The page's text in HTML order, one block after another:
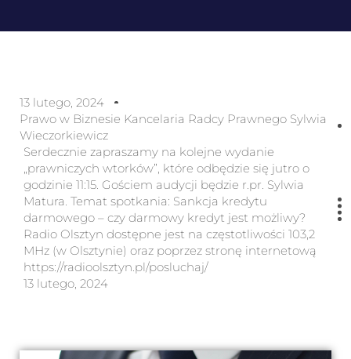
13 lutego, 2024
Prawo w Biznesie Kancelaria Radcy Prawnego Sylwia
Wieczorkiewicz
Serdecznie zapraszamy na kolejne wydanie
„prawniczych wtorków”, które odbędzie się jutro o
godzinie 11:15. Gościem audycji będzie r.pr. Sylwia
Matura. Temat spotkania: Sankcja kredytu
darmowego – czy darmowy kredyt jest możliwy?
Radio Olsztyn dostępne jest na częstotliwości 103,2
MHz (w Olsztynie) oraz poprzez stronę internetową
https://radioolsztyn.pl/posluchaj/
13 lutego, 2024